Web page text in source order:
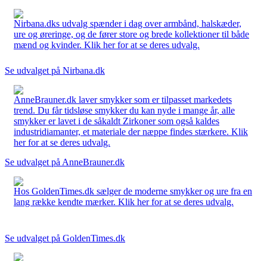
Nirbana.dks udvalg spænder i dag over armbånd, halskæder,
ure og øreringe, og de fører store og brede kollektioner til både
mænd og kvinder. Klik her for at se deres udvalg.
Se udvalget på Nirbana.dk
AnneBrauner.dk laver smykker som er tilpasset markedets
trend. Du får tidsløse smykker du kan nyde i mange år, alle
smykker er lavet i de såkaldt Zirkoner som også kaldes
industridiamanter, et materiale der næppe findes stærkere. Klik
her for at se deres udvalg.
Se udvalget på AnneBrauner.dk
Hos GoldenTimes.dk sælger de moderne smykker og ure fra en
lang række kendte mærker. Klik her for at se deres udvalg.
Se udvalget på GoldenTimes.dk